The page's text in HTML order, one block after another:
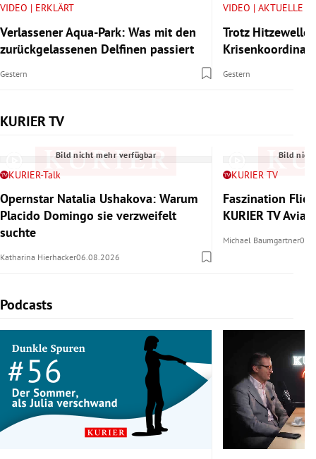
VIDEO | ERKLÄRT
Verlassener Aqua-Park: Was mit den
zurückgelassenen Delfinen passiert
Gestern
VIDEO | AKTUELLE
Trotz
Gestern
KURIER TV
Slide 1 von 6
Bild nicht mehr verfügbar
KURIER-Talk
Opernstar Natalia Ushakova: Warum
Placido Domingo sie verzweifelt
suchte
Katharina Hierhacker06.08.2026
Bild
KURIER TV
Faszination
KURIER TV
Michael Baumgartner
Podcasts
Slide 1 von 4